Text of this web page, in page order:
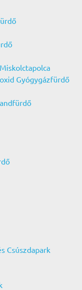
Gyógygázfürdő
Csúszdapark